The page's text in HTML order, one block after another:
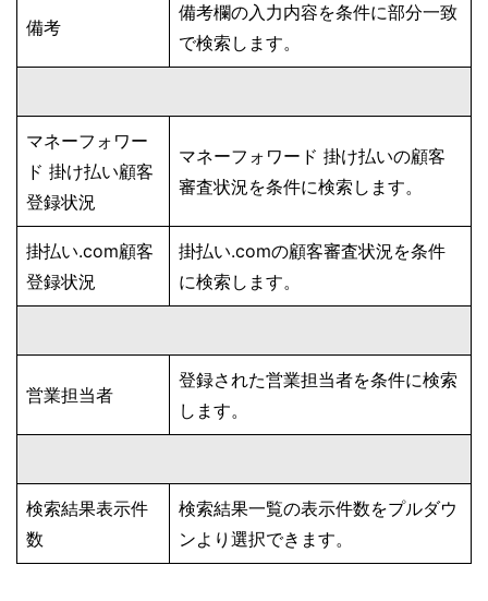
備考
備考欄の入力内容を条件に部分一致
で検索します。
マネーフォワー
ド 掛け払い顧客
登録状況
マネーフォワード 掛け払いの顧客
審査状況を条件に検索します。
掛払い.com顧客
登録状況
掛払い.comの顧客審査状況を条件
に検索します。
営業担当者
登録された営業担当者を条件に検索
します。
検索結果表示件
数
検索結果一覧の表示件数をプルダウ
ンより選択できます。